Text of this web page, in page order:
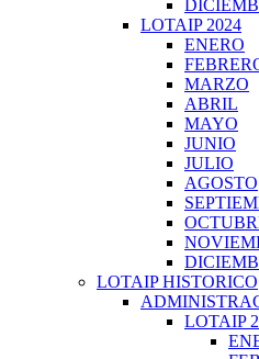
LOTAIP 2024
ENERO
MARZO
ABRIL
MAYO
JUNIO
JULIO
AGOSTO
LOTAIP HISTORICO
LOTAIP